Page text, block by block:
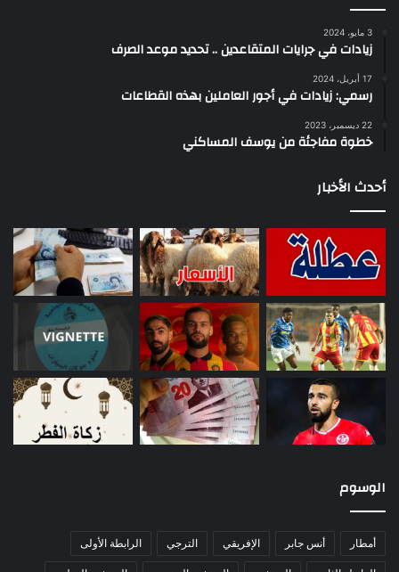
3 مايو، 2024
زيادات في جرايات المتقاعدين .. تحديد موعد الصرف
17 أبريل، 2024
رسمي: زيادات في أجور العاملين بهذه القطاعات
22 ديسمبر، 2023
خطوة مفاجئة من يوسف المساكني
أحدث الأخبار
الوسوم
أمطار أنس جابر الإفريقي الترجي الرابطة الأولى